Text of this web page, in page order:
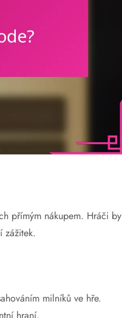
přímým nákupem. Hráči by
zážitek.
milníků ve hře.
hraní.